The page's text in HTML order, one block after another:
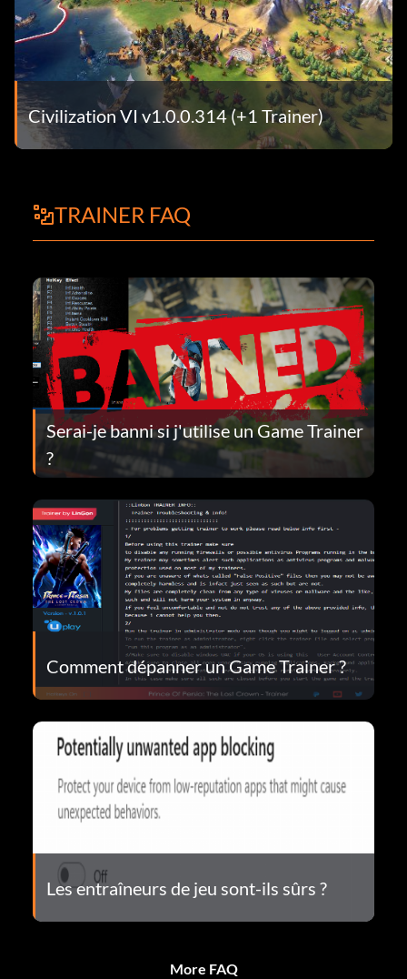
Civilization VI v1.0.0.314 (+1 Trainer)
TRAINER FAQ
Serai-je banni si j'utilise un Game Trainer
?
Comment dépanner un Game Trainer ?
Les entraîneurs de jeu sont-ils sûrs ?
More FAQ